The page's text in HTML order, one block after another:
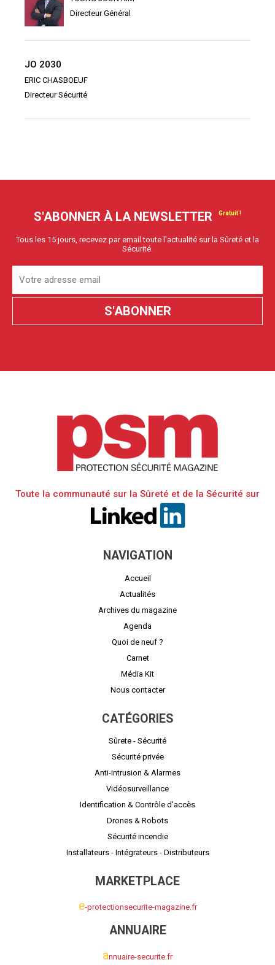
Directeur Général
JO 2030
ERIC CHASBOEUF
Directeur Sécurité
S'ABONNER À LA NEWSLETTER
Tous les 15 jours, recevez par email toute l'actualité sur la Sûreté et la
Sécurité.
Toute la communauté sur la Sûreté et de la Sécurité sur
NAVIGATION
Accueil
Actualités
Archives du magazine
Agenda
Quoi de neuf ?
Carnet
Média Kit
Nous contacter
CATÉGORIES
Sûrete - Sécurité
Sécurité privée
Anti-intrusion & Alarmes
Vidéosurveillance
Identification & Contrôle d'accès
Drones & Robots
Sécurité incendie
Installateurs - Intégrateurs - Distributeurs
MARKETPLACE
e-protectionsecurite-magazine.fr
ANNUAIRE
annuaire-securite.fr